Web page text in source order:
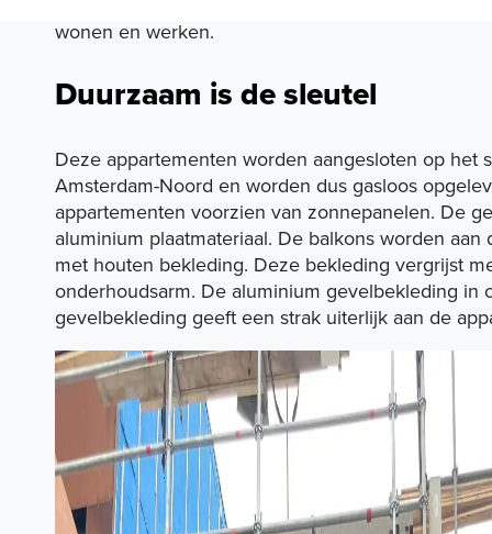
Projecten
Expertises
Portfolio
Duurzaamheid
wonen en werken.
Duurzaam is de sleutel
Deze appartementen worden aangesloten op het
Amsterdam-Noord en worden dus gasloos
appartementen voorzien van zonnepanelen. De
aluminium plaatmateriaal. De balkons worden
met houten bekleding. Deze bekleding vergrijst
onderhoudsarm. De aluminium gevelbekleding in
gevelbekleding geeft een strak uiterlijk aan de